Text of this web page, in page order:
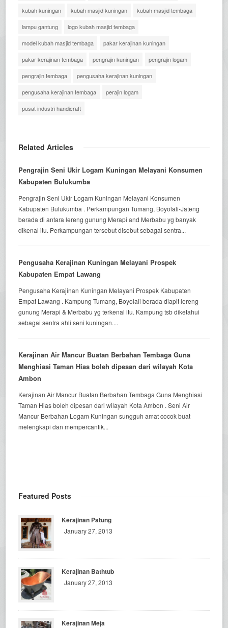
kubah kuningan kubah masjid kuningan
kubah masjid tembaga
lampu gantung
logo kubah masjid tembaga
model kubah masjid tembaga
pakar kerajinan kuningan
pakar kerajinan tembaga
pengrajin kuningan
pengrajin logam
pengrajin tembaga
pengusaha kerajinan kuningan
pengusaha kerajinan tembaga
perajin logam
pusat industri handicraft
Related Articles
Pengrajin Seni Ukir Logam Kuningan Melayani Konsumen
Kabupaten Bulukumba
Pengrajin Seni Ukir Logam Kuningan Melayani Konsumen
Kabupaten Bulukumba . Perkampungan Tumang, Boyolali-Jateng
berada di antara lereng gunung Merapi and Merbabu yg banyak
dikenal itu. Perkampungan tersebut disebut sebagai sentra...
Pengusaha Kerajinan Kuningan Melayani Prospek
Kabupaten Empat Lawang
Pengusaha Kerajinan Kuningan Melayani Prospek Kabupaten
Empat Lawang . Kampung Tumang, Boyolali berada diapit lereng
gunung Merapi & Merbabu yg terkenal itu. Kampung tsb diketahui
sebagai sentra ahli seni kuningan....
Kerajinan Air Mancur Buatan Berbahan Tembaga Guna
Menghiasi Taman Hias boleh dipesan dari wilayah Kota
Ambon
Kerajinan Air Mancur Buatan Berbahan Tembaga Guna Menghiasi
Taman Hias boleh dipesan dari wilayah Kota Ambon . Seni Air
Mancur Berbahan Logam Kuningan sungguh amat cocok buat
melengkapi dan mempercantik...
Featured Posts
Kerajinan Patung
January 27, 2013
Kerajinan Bathtub
January 27, 2013
Kerajinan Meja